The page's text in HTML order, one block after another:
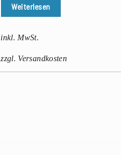
Weiterlesen
inkl. MwSt.
zzgl. Versandkosten